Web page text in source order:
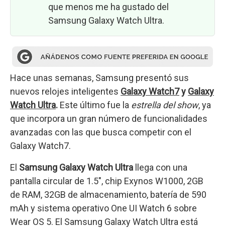
que menos me ha gustado del
Samsung Galaxy Watch Ultra.
Hace unas semanas, Samsung presentó sus
nuevos relojes inteligentes Galaxy Watch7y Galaxy
Watch Ultra. Este último fue la estrella del show, ya
que incorpora un gran número de funcionalidades
avanzadas con las que busca competir con el
Galaxy Watch7.
El Samsung Galaxy Watch Ultra llega con una
pantalla circular de 1.5″, chip Exynos W1000, 2GB
de RAM, 32GB de almacenamiento, batería de 590
mAh y sistema operativo One UI Watch 6 sobre
Wear OS 5. El Samsung Galaxy Watch Ultra está